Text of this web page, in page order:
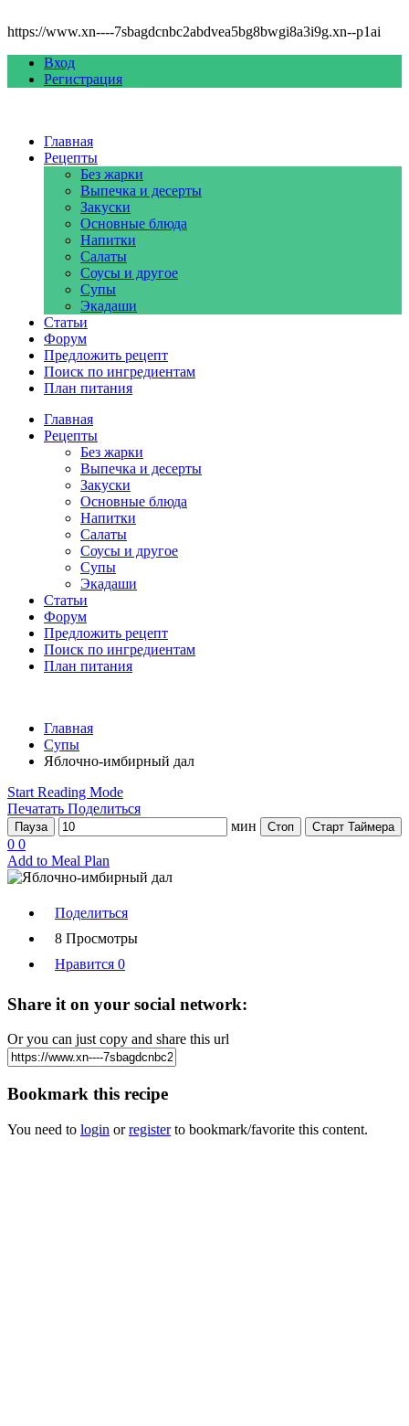
https://www.xn----7sbagdcnbc2abdvea5bg8bwgi8a3i9g.xn--p1ai
Вход
Регистрация
Главная
Рецепты
Без жарки
Выпечка и десерты
Закуски
Основные блюда
Напитки
Салаты
Соусы и другое
Супы
Экадаши
Статьи
Форум
Предложить рецепт
Поиск по ингредиентам
План питания
Главная
Рецепты
Без жарки
Выпечка и десерты
Закуски
Основные блюда
Напитки
Салаты
Соусы и другое
Супы
Экадаши
Статьи
Форум
Предложить рецепт
Поиск по ингредиентам
План питания
Главная
Супы
Яблочно-имбирный дал
Start Reading Mode
Печатать Поделиться
Пауза мин Стоп Старт Таймера
0 0
Add to Meal Plan
Поделиться
8 Просмотры
Нравится 0
Share it on your social network:
Or you can just copy and share this url
Bookmark this recipe
You need to login orregisterto bookmark/favorite this content.